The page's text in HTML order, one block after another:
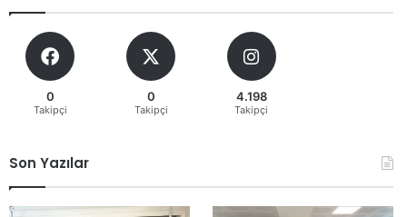
0
Takipçi
0
Takipçi
4.198
Takipçi
Son Yazılar